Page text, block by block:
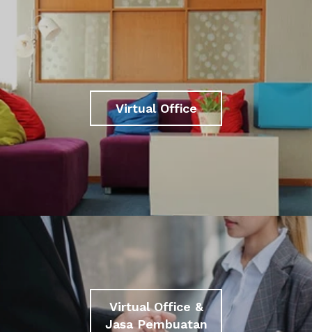
Virtual Office
Virtual Office &
Jasa Pembuatan